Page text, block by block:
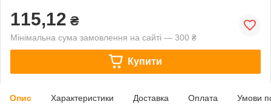
115,12 ₴
Мінімальна сума замовлення на сайті — 300 ₴
Купити
Опис Характеристики Доставка Оплата Умови